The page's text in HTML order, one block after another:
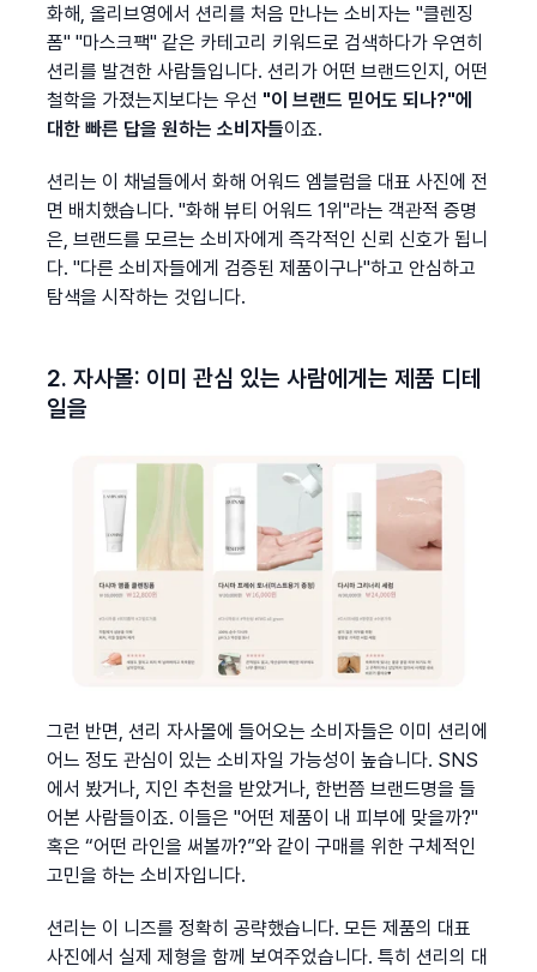
화해, 올리브영에서 션리를 처음 만나는 소비자는 "클렌징
폼" "마스크팩" 같은 카테고리 키워드로 검색하다가 우연히
션리를 발견한 사람들입니다. 션리가 어떤 브랜드인지, 어떤
철학을 가졌는지보다는 우선 "이 브랜드 믿어도 되나?"에
대한 빠른 답을 원하는 소비자들이죠.
션리는 이 채널들에서 화해 어워드 엠블럼을 대표 사진에 전
면 배치했습니다. "화해 뷰티 어워드 1위"라는 객관적 증명
은, 브랜드를 모르는 소비자에게 즉각적인 신뢰 신호가 됩니
다. "다른 소비자들에게 검증된 제품이구나"하고 안심하고
탐색을 시작하는 것입니다.
2. 자사몰: 이미 관심 있는 사람에게는 제품 디테
일을
그런 반면, 션리 자사몰에 들어오는 소비자들은 이미 션리에
어느 정도 관심이 있는 소비자일 가능성이 높습니다. SNS
에서 봤거나, 지인 추천을 받았거나, 한번쯤 브랜드명을 들
어본 사람들이죠. 이들은 "어떤 제품이 내 피부에 맞을까?"
혹은 “어떤 라인을 써볼까?”와 같이 구매를 위한 구체적인
고민을 하는 소비자입니다.
션리는 이 니즈를 정확히 공략했습니다. 모든 제품의 대표
사진에서 실제 제형을 함께 보여주었습니다. 특히 션리의 대